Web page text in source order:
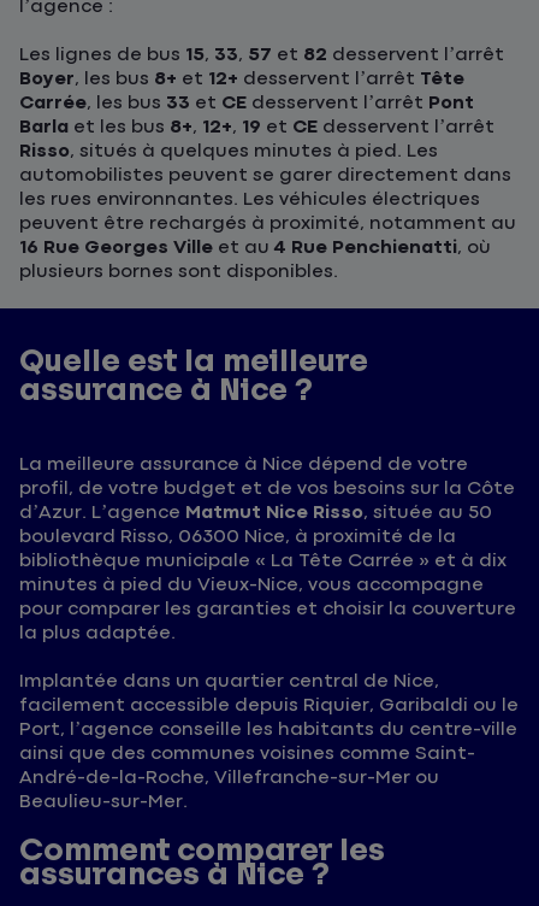
l’agence :
Les lignes de bus 15, 33, 57 et 82 desservent l’arrêt
Boyer, les bus 8+ et 12+ desservent l’arrêt Tête
Carrée, les bus 33 et CE desservent l’arrêt Pont
Barla et les bus 8+, 12+, 19 et CE desservent l’arrêt
Risso, situés à quelques minutes à pied. Les
automobilistes peuvent se garer directement dans
les rues environnantes. Les véhicules électriques
peuvent être rechargés à proximité, notamment au
16 Rue Georges Ville et au 4 Rue Penchienatti, où
plusieurs bornes sont disponibles.
Quelle est la meilleure
assurance à Nice ?
La meilleure assurance à Nice dépend de votre
profil, de votre budget et de vos besoins sur la Côte
d’Azur. L’agence Matmut Nice Risso, située au 50
boulevard Risso, 06300 Nice, à proximité de la
bibliothèque municipale « La Tête Carrée » et à dix
minutes à pied du Vieux-Nice, vous accompagne
pour comparer les garanties et choisir la couverture
la plus adaptée.
Implantée dans un quartier central de Nice,
facilement accessible depuis Riquier, Garibaldi ou le
Port, l’agence conseille les habitants du centre-ville
ainsi que des communes voisines comme Saint-
André-de-la-Roche, Villefranche-sur-Mer ou
Beaulieu-sur-Mer.
Comment comparer les
assurances à Nice ?